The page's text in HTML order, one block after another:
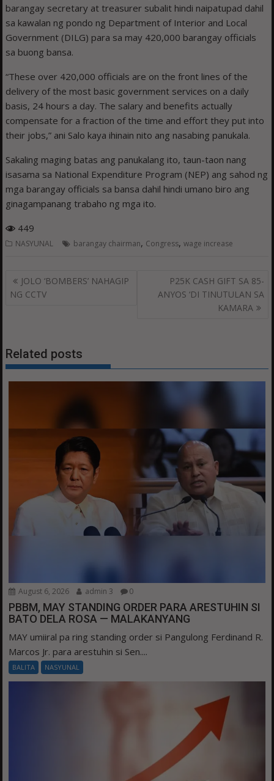
barangay secretary at treasurer subalit hindi naipatupad dahil
sa kawalan ng pondo ng Department of Interior and Local
Government (DILG) para sa may 420,000 barangay officials
sa buong bansa.
“These over 420,000 officials are on the front lines of the
delivery of the most basic government services on a daily
basis, 24 hours a day. The salary and benefits actually
compensate for a fraction of the time and effort they put into
their jobs,” ani Salo kaya ihinain nito ang nasabing panukala.
Sakaling maging batas ang panukalang ito, taun-taon nang
isasama sa National Expenditure Program (NEP) ang sahod ng
mga barangay officials sa bansa dahil hindi umano biro ang
ginagampanang trabaho ng mga ito.
449
NASYUNAL barangay chairman, Congress,wage increase
Post
navigation
JOLO ‘BOMBERS’ NAHAGIP
NG CCTV
P25K CASH GIFT SA 85-
ANYOS ‘DI TINUTULAN SA
KAMARA
Related posts
August 6, 2026 admin 3 0
PBBM, MAY STANDING ORDER PARA ARESTUHIN SI
BATO DELA ROSA — MALAKANYANG
MAY umiiral pa ring standing order si Pangulong Ferdinand R.
Marcos Jr. para arestuhin si Sen....
BALITA NASYUNAL